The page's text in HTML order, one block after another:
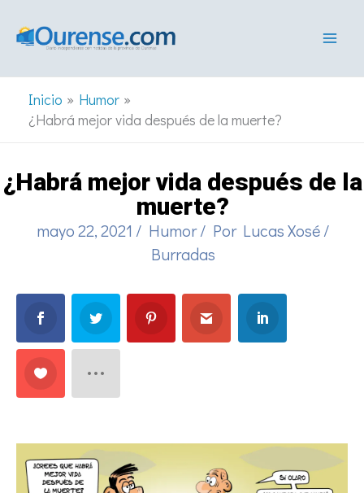
Inicio
Humor
¿Habrá mejor vida después de la muerte?
¿Habrá mejor vida después de la
muerte?
mayo 22, 2021 / Humor/ Por Lucas Xosé/
Burradas